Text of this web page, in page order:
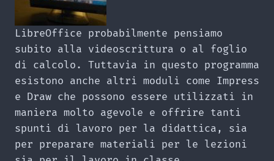
LibreOffice probabilmente pensiamo
subito alla videoscrittura o al foglio
di calcolo. Tuttavia in questo programma
esistono anche altri moduli come Impress
e Draw che possono essere utilizzati in
maniera molto agevole e offrire tanti
spunti di lavoro per la didattica, sia
per preparare materiali per le lezioni